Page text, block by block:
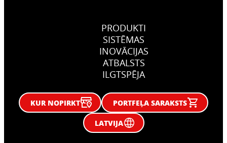
PRODUKTI
SISTĒMAS
INOVĀCIJAS
ATBALSTS
ILGTSPĒJA
KUR NOPIRKT
PORTFEĻA SARAKSTS
LATVIJA